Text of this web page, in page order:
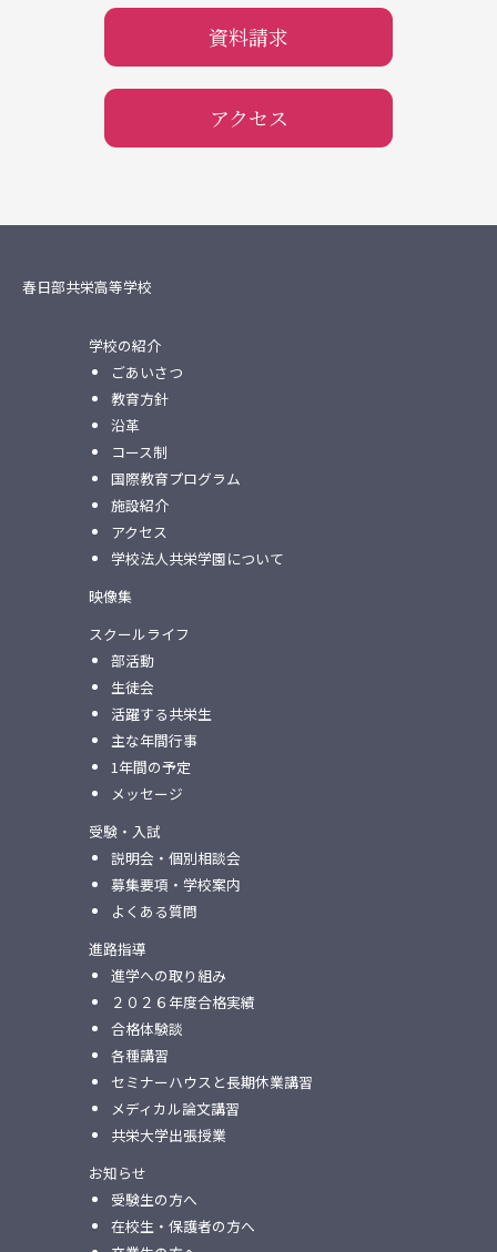
資料請求
アクセス
春日部共栄高等学校
学校の紹介
ごあいさつ
教育方針
沿革
コース制
国際教育プログラム
施設紹介
アクセス
学校法人共栄学園について
映像集
スクールライフ
部活動
生徒会
活躍する共栄生
主な年間行事
1年間の予定
メッセージ
受験・入試
説明会・個別相談会
募集要項・学校案内
よくある質問
進路指導
進学への取り組み
２０２６年度合格実績
合格体験談
各種講習
セミナーハウスと⻑期休業講習
メディカル論⽂講習
共栄⼤学出張授業
お知らせ
受験生の方へ
在校生・保護者の方へ